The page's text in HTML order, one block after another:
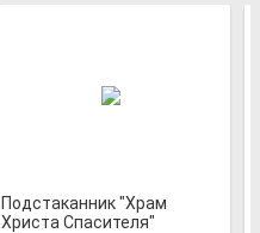
Подстаканник "Храм
Христа Спасителя"